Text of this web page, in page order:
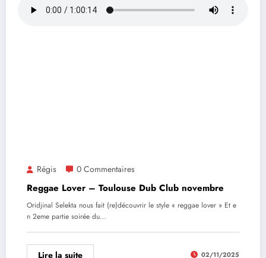
Régis 0 Commentaires
Reggae Lover – Toulouse Dub Club novembre
Oridjinal Selekta nous fait (re)découvrir le style « reggae lover » Et e
n 2eme partie soirée du…
Lire la suite 02/11/2025